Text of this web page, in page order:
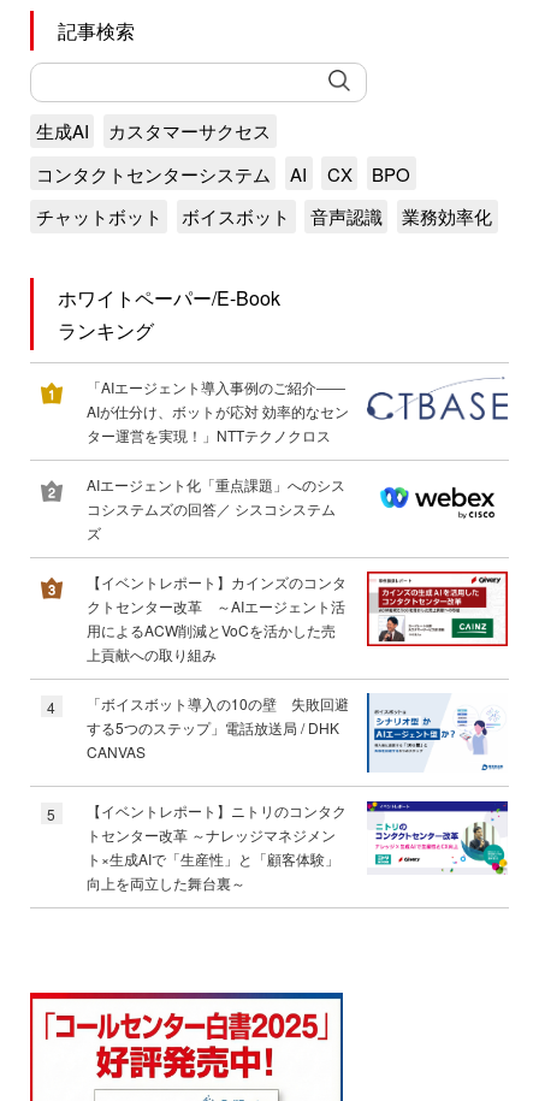
記事検索
生成AI
カスタマーサクセス
コンタクトセンターシステム
AI CX
BPO
チャットボット
ボイスボット 音声認識 業務効率化
ホワイトペーパー/E-Book
ランキング
「AIエージェント導入事例のご紹介――
AIが仕分け、ボットが応対 効率的なセン
ター運営を実現！」NTTテクノクロス
AIエージェント化「重点課題」へのシス
コシステムズの回答／ シスコシステム
ズ
【イベントレポート】カインズのコンタ
クトセンター改革 ～AIエージェント活
用によるACW削減とVoCを活かした売
上貢献への取り組み
4
「ボイスボット導入の10の壁 失敗回避
する5つのステップ」電話放送局 / DHK
CANVAS
5
【イベントレポート】ニトリのコンタク
トセンター改革 ～ナレッジマネジメン
ト×生成AIで「生産性」と「顧客体験」
向上を両立した舞台裏～